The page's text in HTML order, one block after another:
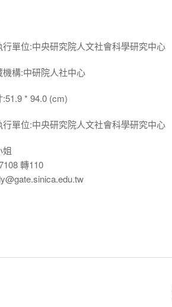
行單位:中央研究院人文社會科學研究中心
機構:中研院人社中心
* 94.0 (cm)
行單位:中央研究院人文社會科學研究中心
姐
轉110